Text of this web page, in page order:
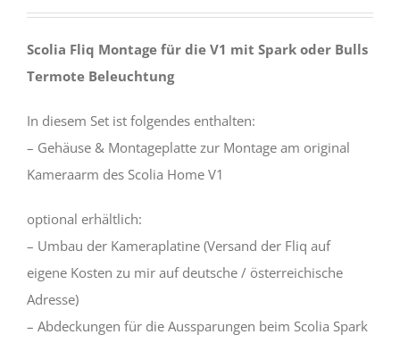
Scolia Fliq Montage für die V1 mit Spark oder Bulls
Termote Beleuchtung
In diesem Set ist folgendes enthalten:
– Gehäuse & Montageplatte zur Montage am original
Kameraarm des Scolia Home V1
optional erhältlich:
– Umbau der Kameraplatine (Versand der Fliq auf
eigene Kosten zu mir auf deutsche / österreichische
Adresse)
– Abdeckungen für die Aussparungen beim Scolia Spark